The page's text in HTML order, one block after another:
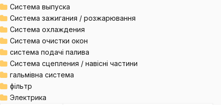
Система выпуска
Система зажигания / розжарювання
Система охлаждения
Система очистки окон
система подачі палива
Система сцепления / навісні частини
гальмівна система
фільтр
Электрика